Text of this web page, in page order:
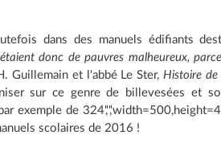
dans des manuels édifiants
donc de pauvres malheureux,
Guillemain et l'abbé Le Ster, Histoire de
sur ce genre de billevesées et
exemple de
scolaires de 2016 !